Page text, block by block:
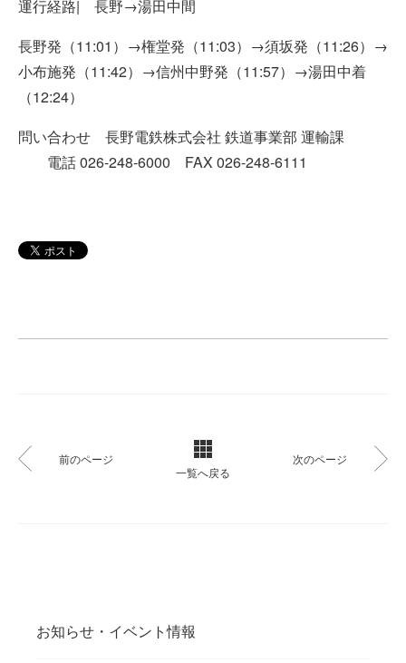
お知らせ・イベント情報
運行経路| 長野→湯田中間
長野発（11:01）→権堂発（11:03）→須坂発（11:26）→
小布施発（11:42）→信州中野発（11:57）→湯田中着
（12:24）
問い合わせ 長野電鉄株式会社 鉄道事業部 運輸課
電話 026-248-6000 FAX 026-248-6111
前のページ
一覧へ戻る
次のページ